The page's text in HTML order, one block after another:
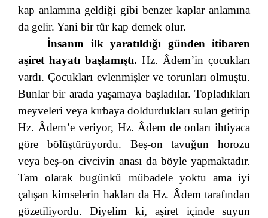
kap anlamına geldiği gibi benzer kaplar anlamına
da gelir. Yani bir tür kap demek olur.
İnsanın ilk yaratıldığı günden itibaren
aşiret hayatı başlamıştı. Hz. Âdem’in çocukları
vardı. Çocukları evlenmişler ve torunları olmuştu.
Bunlar bir arada yaşamaya başladılar. Topladıkları
meyveleri veya kırbaya doldurdukları suları getirip
Hz. Âdem’e veriyor, Hz. Âdem de onları ihtiyaca
göre bölüştürüyordu. Beş-on tavuğun horozu
veya beş-on civcivin anası da böyle yapmaktadır.
Tam olarak bugünkü mübadele yoktu ama iyi
çalışan kimselerin hakları da Hz. Âdem tarafından
gözetiliyordu. Diyelim ki, aşiret içinde suyun